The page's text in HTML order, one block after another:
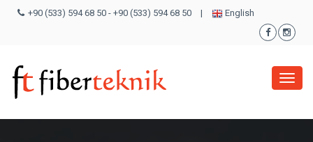
+90 (533) 594 68 50 - +90 (533) 594 68 50 | English
Menü